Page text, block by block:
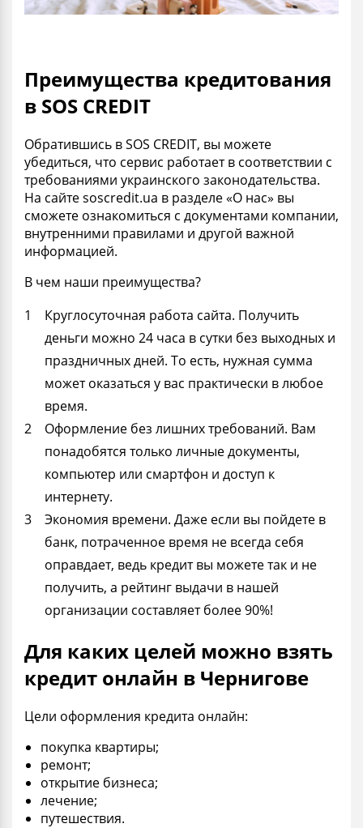
Преимущества кредитования
в SOS CREDIT
Обратившись в SOS CREDIT, вы можете
убедиться, что сервис работает в соответствии с
требованиями украинского законодательства.
На сайте soscredit.ua в разделе «О нас» вы
сможете ознакомиться с документами компании,
внутренними правилами и другой важной
информацией.
В чем наши преимущества?
Круглосуточная работа сайта. Получить
деньги можно 24 часа в сутки без выходных и
праздничных дней. То есть, нужная сумма
может оказаться у вас практически в любое
время.
Оформление без лишних требований. Вам
понадобятся только личные документы,
компьютер или смартфон и доступ к
интернету.
Экономия времени. Даже если вы пойдете в
банк, потраченное время не всегда себя
оправдает, ведь кредит вы можете так и не
получить, а рейтинг выдачи в нашей
организации составляет более 90%!
Для каких целей можно взять
кредит онлайн в Чернигове
Цели оформления кредита онлайн:
покупка квартиры;
ремонт;
открытие бизнеса;
лечение;
путешествия.